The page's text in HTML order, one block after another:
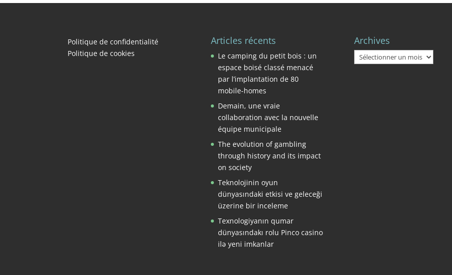
Politique de confidentialité
Politique de cookies
Articles récents
Le camping du petit bois : un
espace boisé classé menacé
par l’implantation de 80
mobile-homes
Demain, une vraie
collaboration avec la nouvelle
équipe municipale
The evolution of gambling
through history and its impact
on society
Teknolojinin oyun
dünyasındaki etkisi ve geleceği
üzerine bir inceleme
Texnologiyanın qumar
dünyasındakı rolu Pinco casino
ilə yeni imkanlar
Archives
Archives